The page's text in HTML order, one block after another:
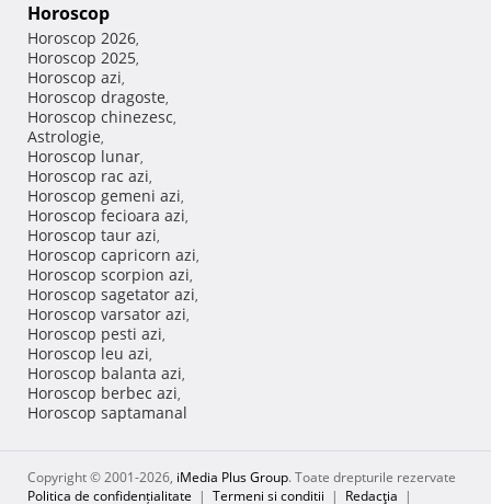
Horoscop
Horoscop 2026,
Horoscop 2025,
Horoscop azi,
Horoscop dragoste,
Horoscop chinezesc,
Astrologie,
Horoscop lunar,
Horoscop rac azi,
Horoscop gemeni azi,
Horoscop fecioara azi,
Horoscop taur azi,
Horoscop capricorn azi,
Horoscop scorpion azi,
Horoscop sagetator azi,
Horoscop varsator azi,
Horoscop pesti azi,
Horoscop leu azi,
Horoscop balanta azi,
Horoscop berbec azi,
Horoscop saptamanal
Copyright © 2001-2026, iMedia Plus Group. Toate drepturile rezervate
Politica de confidențialitate | Termeni si conditii | Redacţia |